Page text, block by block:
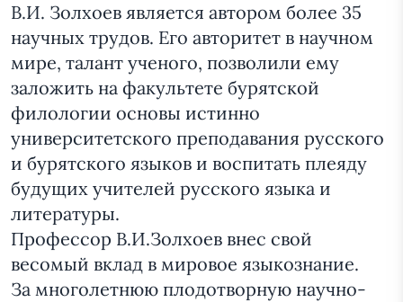
В.И. Золхоев является автором более 35
научных трудов. Его авторитет в научном
мире, талант ученого, позволили ему
заложить на факультете бурятской
филологии основы истинно
университетского преподавания русского
и бурятского языков и воспитать плеяду
будущих учителей русского языка и
литературы.
Профессор В.И.Золхоев внес свой
весомый вклад в мировое языкознание.
За многолетнюю плодотворную научно-